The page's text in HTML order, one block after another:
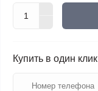
Купить в один клик